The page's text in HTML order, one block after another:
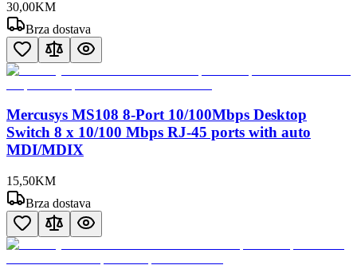
30,00KM
Brza dostava
Mercusys MS108 8-Port 10/100Mbps Desktop
Switch 8 x 10/100 Mbps RJ-45 ports with auto
MDI/MDIX
15,50KM
Brza dostava